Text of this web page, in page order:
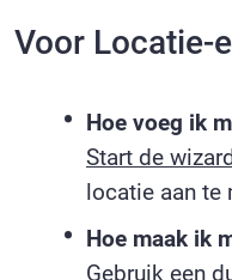
Voor Locatie-
Hoe voeg ik
Start de
locatie aan te
Hoe maak ik
Gebruik een